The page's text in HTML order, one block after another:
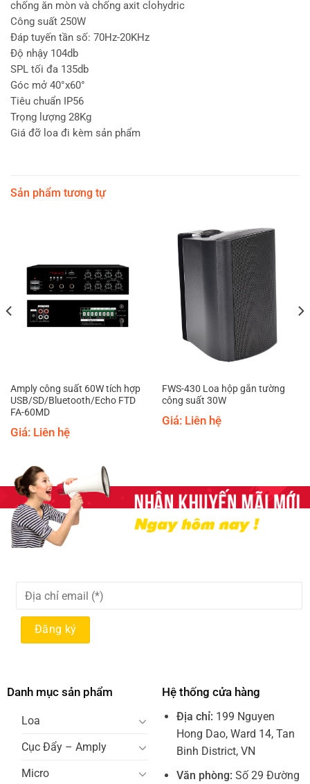
chống ăn mòn và chống axit clohydric
Công suất 250W
Đáp tuyến tần số: 70Hz-20KHz
Độ nhậy 104db
SPL tối đa 135db
Góc mở 40°x60°
Tiêu chuẩn IP56
Trọng lượng 28Kg
Giá đỡ loa đi kèm sản phẩm
Sản phẩm tương tự
Amply công suất 60W tích hợp
USB/SD/Bluetooth/Echo FTD
FA-60MD
Giá: Liên hệ
FWS-430 Loa hộp gắn tường
công suất 30W
Giá: Liên hệ
Danh mục sản phẩm
Loa
Cục Đẩy – Amply
Micro
Hệ thống cửa hàng
Địa chỉ: 199 Nguyen
Hong Dao, Ward 14, Tan
Binh District, VN
Văn phòng: Số 29 Đường